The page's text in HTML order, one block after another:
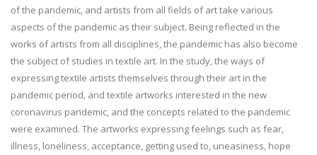
of the pandemic, and artists from all fields of art take various
aspects of the pandemic as their subject. Being reflected in the
works of artists from all disciplines, the pandemic has also become
the subject of studies in textile art. In the study, the ways of
expressing textile artists themselves through their art in the
pandemic period, and textile artworks interested in the new
coronavirus pandemic, and the concepts related to the pandemic
were examined. The artworks expressing feelings such as fear,
illness, loneliness, acceptance, getting used to, uneasiness, hope